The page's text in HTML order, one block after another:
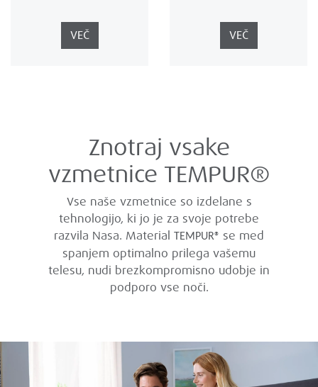
VEČ VEČ
Znotraj vsake
vzmetnice TEMPUR®
Vse naše vzmetnice so izdelane s
tehnologijo, ki jo je za svoje potrebe
razvila Nasa. Material TEMPUR® se med
spanjem optimalno prilega vašemu
telesu, nudi brezkompromisno udobje in
podporo vse noči.